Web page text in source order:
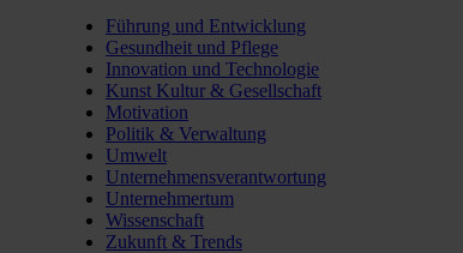
Führung und Entwicklung
Gesundheit und Pflege
Innovation und Technologie
Kunst Kultur & Gesellschaft
Motivation
Politik & Verwaltung
Umwelt
Unternehmensverantwortung
Unternehmertum
Wissenschaft
Zukunft & Trends